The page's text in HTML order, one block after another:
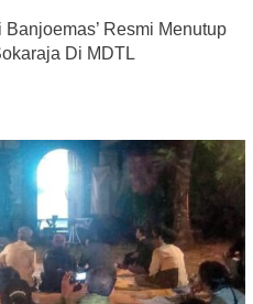
Resmi Menutup
Di MDTL